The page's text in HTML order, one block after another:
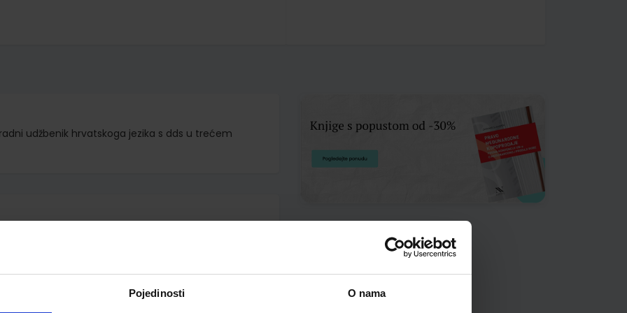
Pojedinosti O nama
radni udžbenik hrvatskoga jezika s dds u trećem